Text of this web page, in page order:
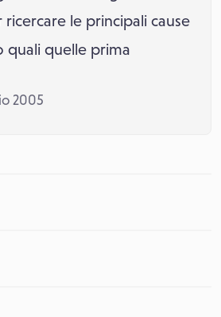
le principali cause
quali quelle prima
2005